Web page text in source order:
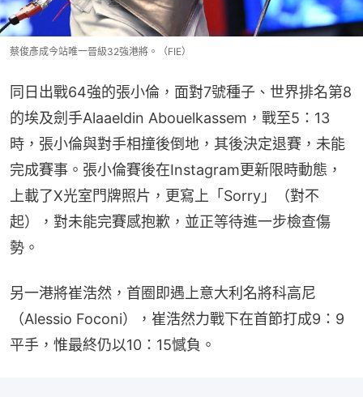
蔡俊彥成今站唯一晉級32強港將。（FIE）
同日出戰64強的張小倫，面對7號種子、世界排名第8
的埃及劍手Alaaeldin Abouelkassem，戰至5：13
時，張小倫與對手相撞後倒地，其後決定退賽，未能
完成賽事。張小倫賽後在Instagram更新限時動態，
上載了X光室門牌照片，更寫上「Sorry」（對不
起），對未能完賽感抱歉，並正等待進一步檢查傷
勢。
另一港將崔浩然，首圈即遇上意大利名將科高尼
（Alessio Foconi），崔浩然力戰下在首節打成9：9
平手，惟最終仍以10：15憾負。